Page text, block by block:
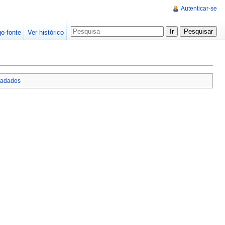
Autenticar-se
fonte Ver histórico